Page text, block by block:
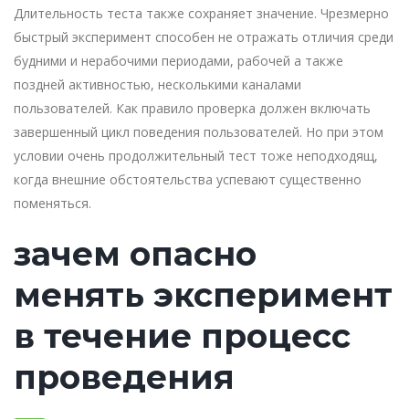
Длительность теста также сохраняет значение. Чрезмерно
быстрый эксперимент способен не отражать отличия среди
будними и нерабочими периодами, рабочей а также
поздней активностью, несколькими каналами
пользователей. Как правило проверка должен включать
завершенный цикл поведения пользователей. Но при этом
условии очень продолжительный тест тоже неподходящ,
когда внешние обстоятельства успевают существенно
поменяться.
зачем опасно
менять эксперимент
в течение процесс
проведения